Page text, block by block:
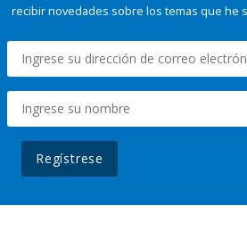
recibir novedades sobre los temas que he
Regístrese